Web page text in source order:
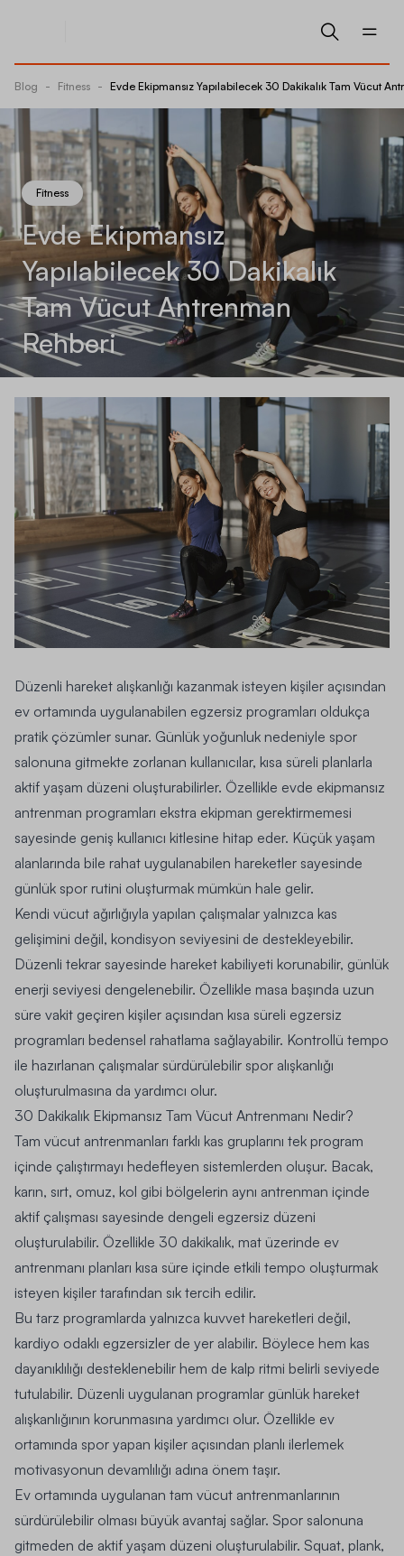
Blog - Fitness - Evde Ekipmansız Yapılabilecek 30 Dakikalık Tam Vücut
Fitness
Evde Ekipmansız
Yapılabilecek 30 Dakikalık
Tam Vücut Antrenman
Rehberi
Düzenli hareket alışkanlığı kazanmak isteyen kişiler açısından
ev ortamında uygulanabilen egzersiz programları oldukça
pratik çözümler sunar. Günlük yoğunluk nedeniyle spor
salonuna gitmekte zorlanan kullanıcılar, kısa süreli planlarla
aktif yaşam düzeni oluşturabilirler. Özellikle evde ekipmansız
antrenman programları ekstra ekipman gerektirmemesi
sayesinde geniş kullanıcı kitlesine hitap eder. Küçük yaşam
alanlarında bile rahat uygulanabilen hareketler sayesinde
günlük spor rutini oluşturmak mümkün hale gelir.
Kendi vücut ağırlığıyla yapılan çalışmalar yalnızca kas
gelişimini değil, kondisyon seviyesini de destekleyebilir.
Düzenli tekrar sayesinde hareket kabiliyeti korunabilir, günlük
enerji seviyesi dengelenebilir. Özellikle masa başında uzun
süre vakit geçiren kişiler açısından kısa süreli egzersiz
programları bedensel rahatlama sağlayabilir. Kontrollü tempo
ile hazırlanan çalışmalar sürdürülebilir spor alışkanlığı
oluşturulmasına da yardımcı olur.
30 Dakikalık Ekipmansız Tam Vücut Antrenmanı Nedir?
Tam vücut antrenmanları farklı kas gruplarını tek program
içinde çalıştırmayı hedefleyen sistemlerden oluşur. Bacak,
karın, sırt, omuz, kol gibi bölgelerin aynı antrenman içinde
aktif çalışması sayesinde dengeli egzersiz düzeni
oluşturulabilir. Özellikle 30 dakikalık, mat üzerinde ev
antrenmanı planları kısa süre içinde etkili tempo oluşturmak
isteyen kişiler tarafından sık tercih edilir.
Bu tarz programlarda yalnızca kuvvet hareketleri değil,
kardiyo odaklı egzersizler de yer alabilir. Böylece hem kas
dayanıklılığı desteklenebilir hem de kalp ritmi belirli seviyede
tutulabilir. Düzenli uygulanan programlar günlük hareket
alışkanlığının korunmasına yardımcı olur. Özellikle ev
ortamında spor yapan kişiler açısından planlı ilerlemek
motivasyonun devamlılığı adına önem taşır.
Ev ortamında uygulanan tam vücut antrenmanlarının
sürdürülebilir olması büyük avantaj sağlar. Spor salonuna
gitmeden de aktif yaşam düzeni oluşturulabilir. Squat, plank,